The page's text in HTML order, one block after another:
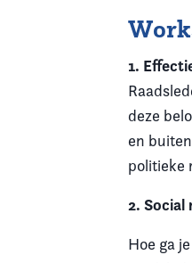
1.
deze
en
politieke
2. Social
Hoe ga